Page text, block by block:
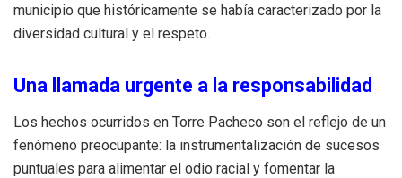
municipio que históricamente se había caracterizado por la
diversidad cultural y el respeto.
Una llamada urgente a la responsabilidad
Los hechos ocurridos en Torre Pacheco son el reflejo de un
fenómeno preocupante: la instrumentalización de sucesos
puntuales para alimentar el odio racial y fomentar la